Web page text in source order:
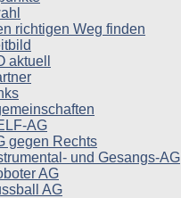
richtigen Weg finden
aktuell
AG
gegen Rechts
und Gesangs-AG
AG
AG